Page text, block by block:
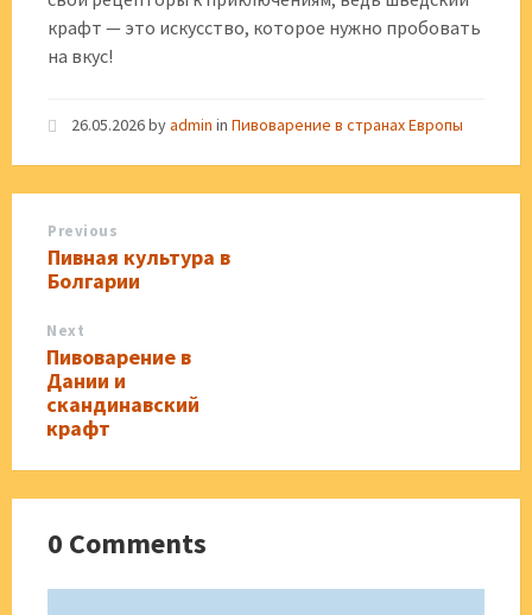
крафт — это искусство, которое нужно пробовать
на вкус!
26.05.2026byadmin in Пивоварение в странах Европы
Previous
Пивная культура в
Болгарии
Next
Пивоварение в
Дании и
скандинавский
крафт
0 Comments